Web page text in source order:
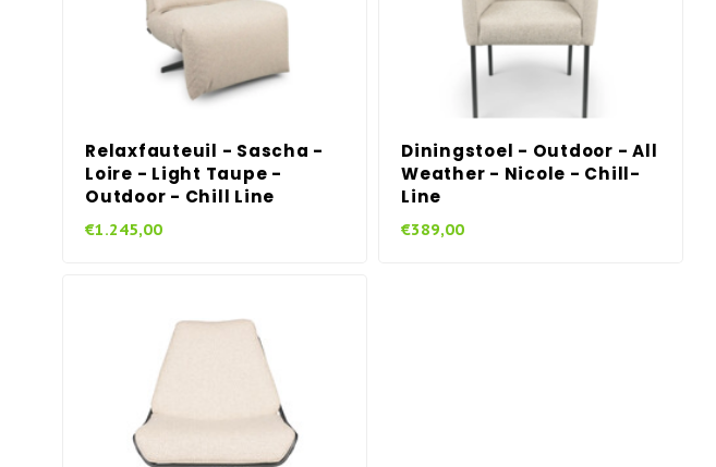
Relaxfauteuil - Sascha -
Loire - Light Taupe -
Outdoor - Chill Line
€1.245,00
Diningstoel - Outdoor - All
Weather - Nicole - Chill-
Line
€389,00